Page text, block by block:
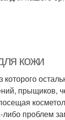
кожи
прыщиков,
проблем